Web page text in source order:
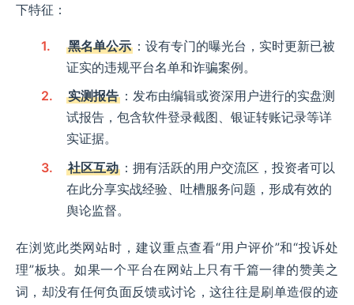
下特征：
黑名单公示 ：设有专门的曝光台，实时更新已被
证实的违规平台名单和诈骗案例。
实测报告 ：发布由编辑或资深用户进行的实盘测
试报告，包含软件登录截图、银证转账记录等详
实证据。
社区互动 ：拥有活跃的用户交流区，投资者可以
在此分享实战经验、吐槽服务问题，形成有效的
舆论监督。
在浏览此类网站时，建议重点查看“用户评价”和“投诉处
理”板块。如果一个平台在网站上只有千篇一律的赞美之
词，却没有任何负面反馈或讨论，这往往是刷单造假的迹